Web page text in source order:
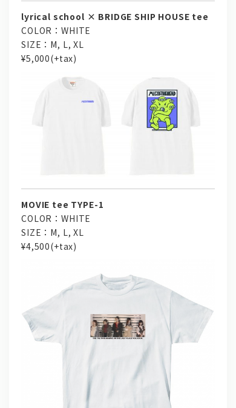
lyrical school × BRIDGE SHIP HOUSE tee
COLOR：WHITE
SIZE：M, L, XL
¥5,000(+tax)
MOVIE tee TYPE-1
COLOR：WHITE
SIZE：M, L, XL
¥4,500(+tax)